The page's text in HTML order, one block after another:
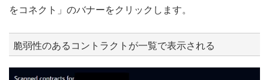
をコネクト」のバナーをクリックします。
脆弱性のあるコントラクトが一覧で表示される